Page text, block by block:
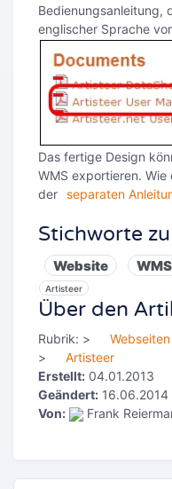
Bedienungsanleitung,
englischer Sprache
Das fertige Design
WMS exportieren.
der
separaten
Stichworte
Website WMS
Artisteer
Über den
Rubrik: >
>
Artisteer
Erstellt: 04.01.2013
Geändert: 16.06.2014
Von:
Frank